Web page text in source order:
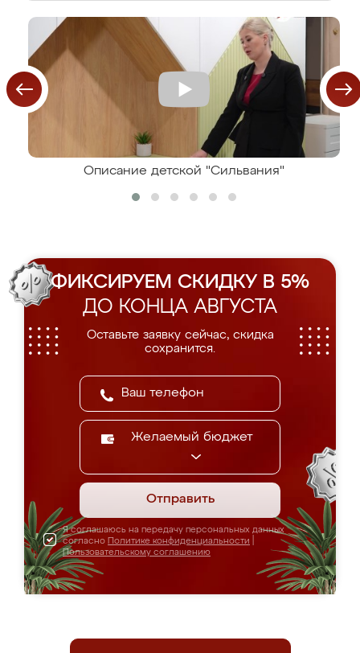
Описание детской "Сильвания"
ФИКСИРУЕМ СКИДКУ В 5%
ДО КОНЦА АВГУСТА
Оставьте заявку сейчас, скидка
сохранится.
Желаемый бюджет
Отправить
Я соглашаюсь на передачу персональных данных
согласно Политике конфиденциальности
Пользовательскому соглашению